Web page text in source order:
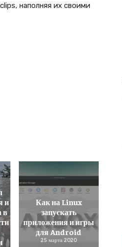
наполняя их своими
и
в
Как на Linux
запускать
приложения и игры
для Android
25 марта 2020